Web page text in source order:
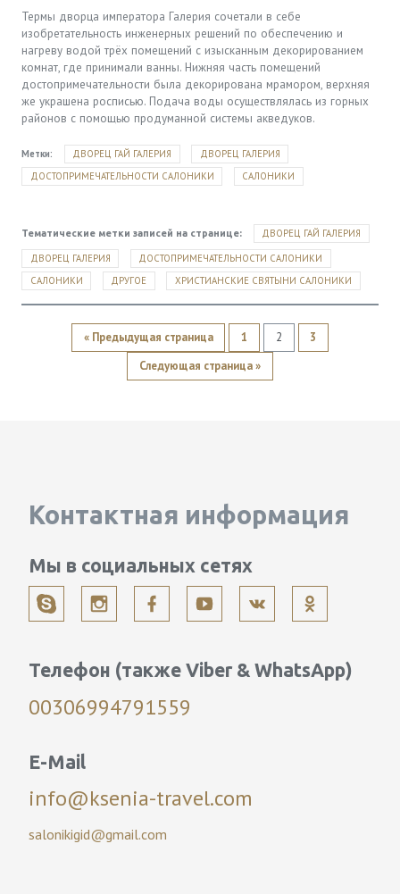
Термы дворца императора Галерия сочетали в себе
изобретательность инженерных решений по обеспечению и
нагреву водой трёх помещений с изысканным декорированием
комнат, где принимали ванны. Нижняя часть помещений
достопримечательности была декорирована мрамором, верхняя
же украшена росписью. Подача воды осуществлялась из горных
районов с помощью продуманной системы акведуков.
Метки: ДВОРЕЦ ГАЙ ГАЛЕРИЯ
ДВОРЕЦ ГАЛЕРИЯ
ДОСТОПРИМЕЧАТЕЛЬНОСТИ САЛОНИКИ
САЛОНИКИ
Тематические метки записей на странице: ДВОРЕЦ ГАЙ ГАЛЕРИЯ
ДВОРЕЦ ГАЛЕРИЯ
ДОСТОПРИМЕЧАТЕЛЬНОСТИ САЛОНИКИ
САЛОНИКИ
ДРУГОЕ ХРИСТИАНСКИЕ СВЯТЫНИ САЛОНИКИ
« Предыдущая страница 1 2
3
Следующая страница »
Контактная информация
Мы в социальных сетях
Телефон (также Viber & WhatsApp)
00306994791559
E-Mail
info@ksenia-travel.com
salonikigid@gmail.com